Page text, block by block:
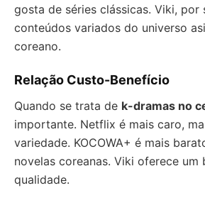
gosta de séries clássicas. Viki, por
conteúdos variados do universo
coreano.
Relação Custo-Benefício
Quando se trata de k-dramas no
importante. Netflix é mais caro,
variedade. KOCOWA+ é mais
novelas coreanas. Viki oferece um
qualidade.